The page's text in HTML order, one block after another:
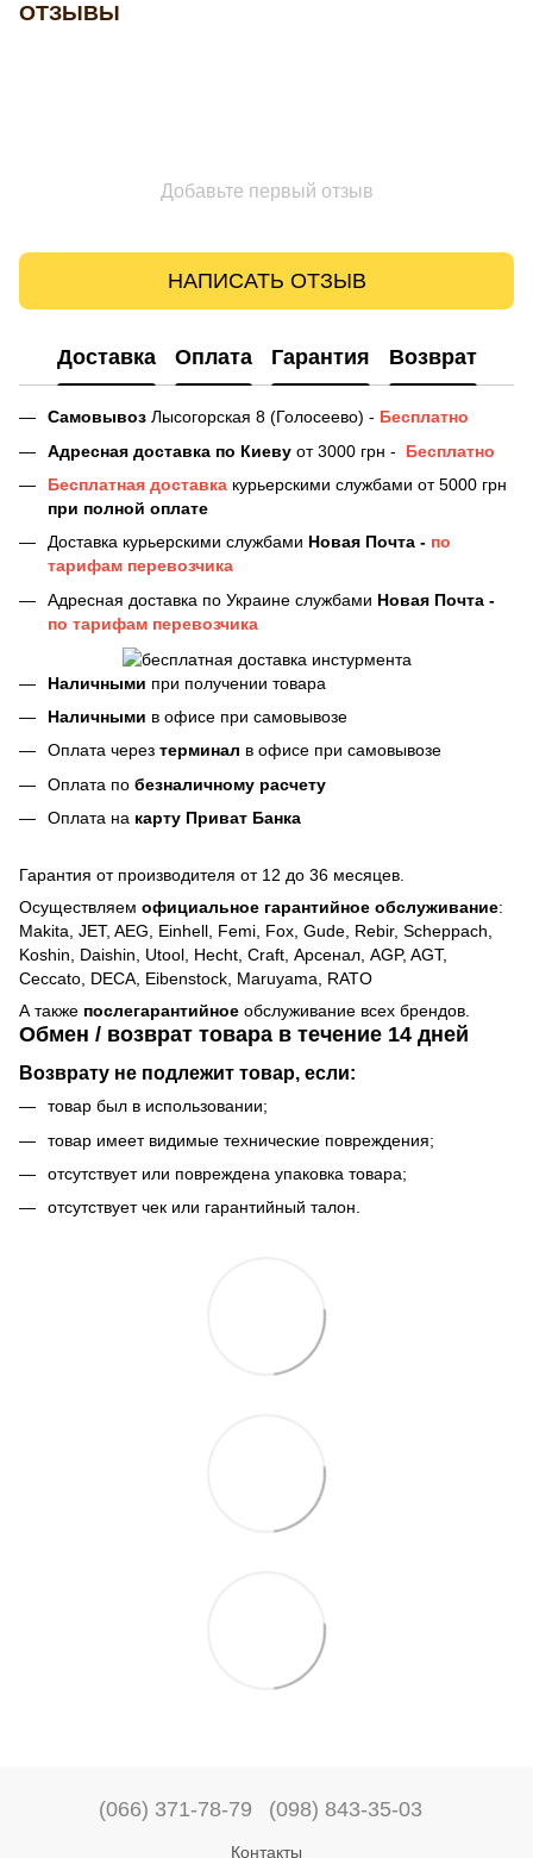
ОТЗЫВЫ
Добавьте первый отзыв
НАПИСАТЬ ОТЗЫВ
Доставка Оплата Гарантия Возврат
Самовывоз Лысогорская 8 (Голосеево) - Бесплатно
Адресная доставка по Киеву от 3000 грн -
Бесплатно
Бесплатная доставка курьерскими службами от 5000 грн
при полной оплате
Доставка курьерскими службами Новая Почта - по
тарифам перевозчика
Адресная доставка по Украине службами Новая Почта -
по тарифам перевозчика
Наличными при получении товара
Наличными в офисе при самовывозе
Оплата через терминал в офисе при самовывозе
Оплата по безналичному расчету
Оплата на карту Приват Банка
Гарантия от производителя от 12 до 36 месяцев.
Осуществляем официальное гарантийное обслуживание:
Makita, JET, AEG, Einhell, Femi, Fox, Gude, Rebir, Scheppach,
Koshin, Daishin, Utool, Hecht, Craft, Арсенал, AGP, AGT,
Ceccato, DECA, Eibenstock, Maruyama, RATO
А также послегарантийное обслуживание всех брендов.
Обмен / возврат товара в течение 14 дней
Возврату не подлежит товар, если:
товар был в использовании;
товар имеет видимые технические повреждения;
отсутствует или повреждена упаковка товара;
отсутствует чек или гарантийный талон.
(066) 371-78-79 (098) 843-35-03
Контакты